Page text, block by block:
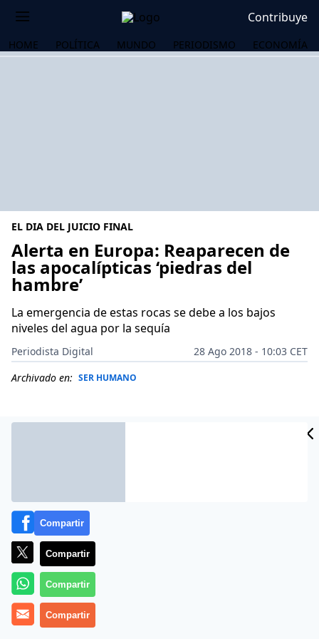
Contribuye
HOME POLÍTICA MUNDO PERIODISMO ECONOMÍA
EL DIA DEL JUICIO FINAL
Alerta en Europa: Reaparecen de
las apocalípticas ‘piedras del
hambre’
La emergencia de estas rocas se debe a los bajos
niveles del agua por la sequía
Periodista Digital
28 Ago 2018 - 10:03 CET
Archivado en: SER HUMANO
Suena todo a Juicio Final, a profecía bíblica:
veas, llora».
Compartir
Compartir
Compartir
Compartir